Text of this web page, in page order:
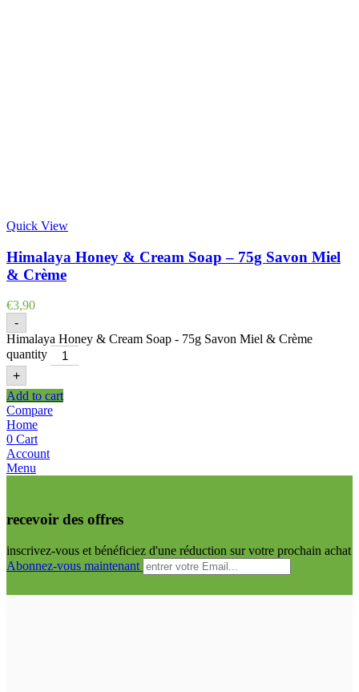
Quick View
Himalaya Honey & Cream Soap – 75g Savon Miel
& Crème
€3,90
-
Himalaya Honey & Cream Soap - 75g Savon Miel & Crème
quantity
+
Add to cart
Compare
Home
0 Cart
Account
Menu
recevoir des offres
inscrivez-vous et bénéficiez d'une réduction sur votre prochain achat
Abonnez-vous maintenant